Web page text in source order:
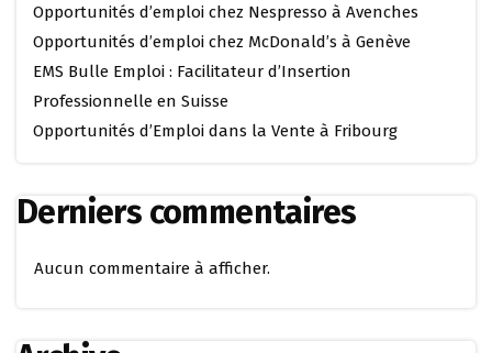
Opportunités d’emploi chez Nespresso à Avenches
Opportunités d’emploi chez McDonald’s à Genève
EMS Bulle Emploi : Facilitateur d’Insertion
Professionnelle en Suisse
Opportunités d’Emploi dans la Vente à Fribourg
Derniers commentaires
Aucun commentaire à afficher.